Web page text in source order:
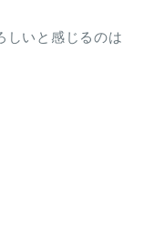
しいと感じるのは